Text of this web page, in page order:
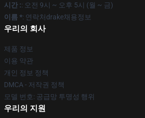
시간 :: 오전 9시 ~ 오후 5시 (월 ~ 금)
이름 *: 연락처drake채용정보
우리의 회사
제품 정보
이용 약관
개인 정보 정책
DMCA - 저작권 정책
모델 번호: 공급망 투명성 행위
우리의 지원